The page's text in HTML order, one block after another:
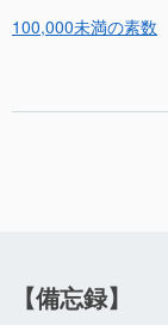
100,000未満の素数
【備忘録】